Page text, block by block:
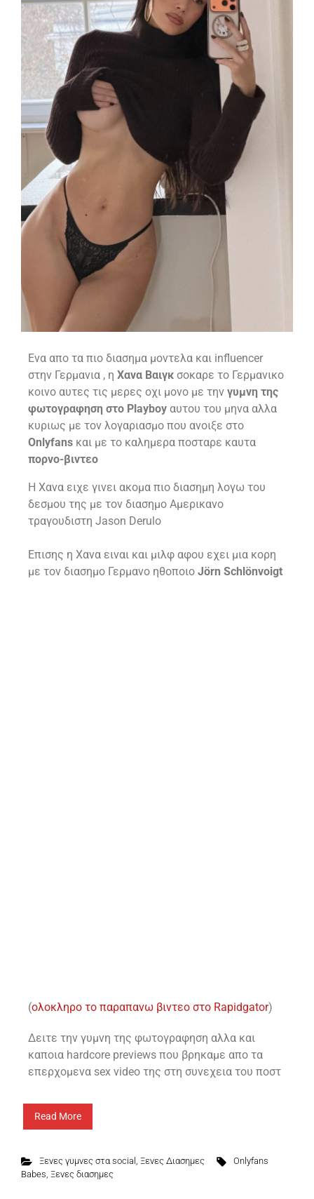
Ενα απο τα πιο διασημα μοντελα και influencer
στην Γερμανια , η Χανα Βαιγκ σοκαρε το Γερμανικο
κοινο αυτες τις μερες οχι μονο με την γυμνη της
φωτογραφηση στο Playboy αυτου του μηνα αλλα
κυριως με τον λογαριασμο που ανοιξε στο
Onlyfans και με το καλημερα ποσταρε καυτα
πορνο-βιντεο
Η Χανα ειχε γινει ακομα πιο διασημη λογω του
δεσμου της με τον διασημο Αμερικανο
τραγουδιστη Jason Derulo
Επισης η Χανα ειναι και μιλφ αφου εχει μια κορη
με τον διασημο Γερμανο ηθοποιο Jörn Schlönvoigt
(ολοκληρο το παραπανω βιντεο στο Rapidgator)
Δειτε την γυμνη της φωτογραφηση αλλα και
καποια hardcore previews που βρηκαμε απο τα
επερχομενα sex video της στη συνεχεια του ποστ
Read More
Ξενες γυμνες στα social , Ξενες Διασημες
Onlyfans
Babes, Ξενες διασημες